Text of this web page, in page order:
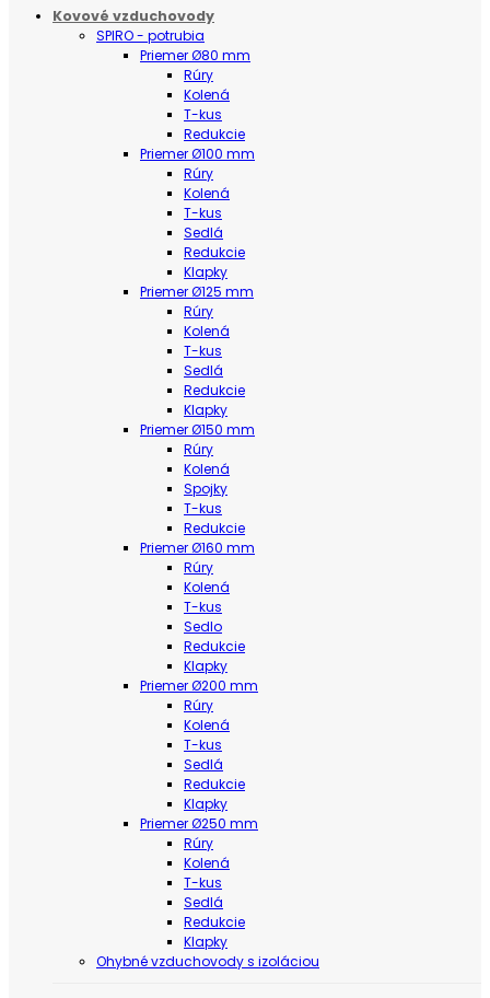
Kovové vzduchovody
SPIRO - potrubia
Priemer Ø80 mm
Rúry
Kolená
T-kus
Redukcie
Priemer Ø100 mm
Rúry
Kolená
T-kus
Sedlá
Redukcie
Klapky
Priemer Ø125 mm
Rúry
Kolená
T-kus
Sedlá
Redukcie
Klapky
Priemer Ø150 mm
Rúry
Kolená
Spojky
T-kus
Redukcie
Priemer Ø160 mm
Rúry
Kolená
T-kus
Sedlo
Redukcie
Klapky
Priemer Ø200 mm
Rúry
Kolená
T-kus
Sedlá
Redukcie
Klapky
Priemer Ø250 mm
Rúry
Kolená
T-kus
Sedlá
Redukcie
Klapky
Ohybné vzduchovody s izoláciou